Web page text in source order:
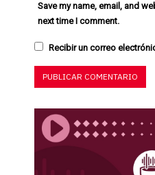
Save my name, email, and
next time I comment.
Recibir un correo